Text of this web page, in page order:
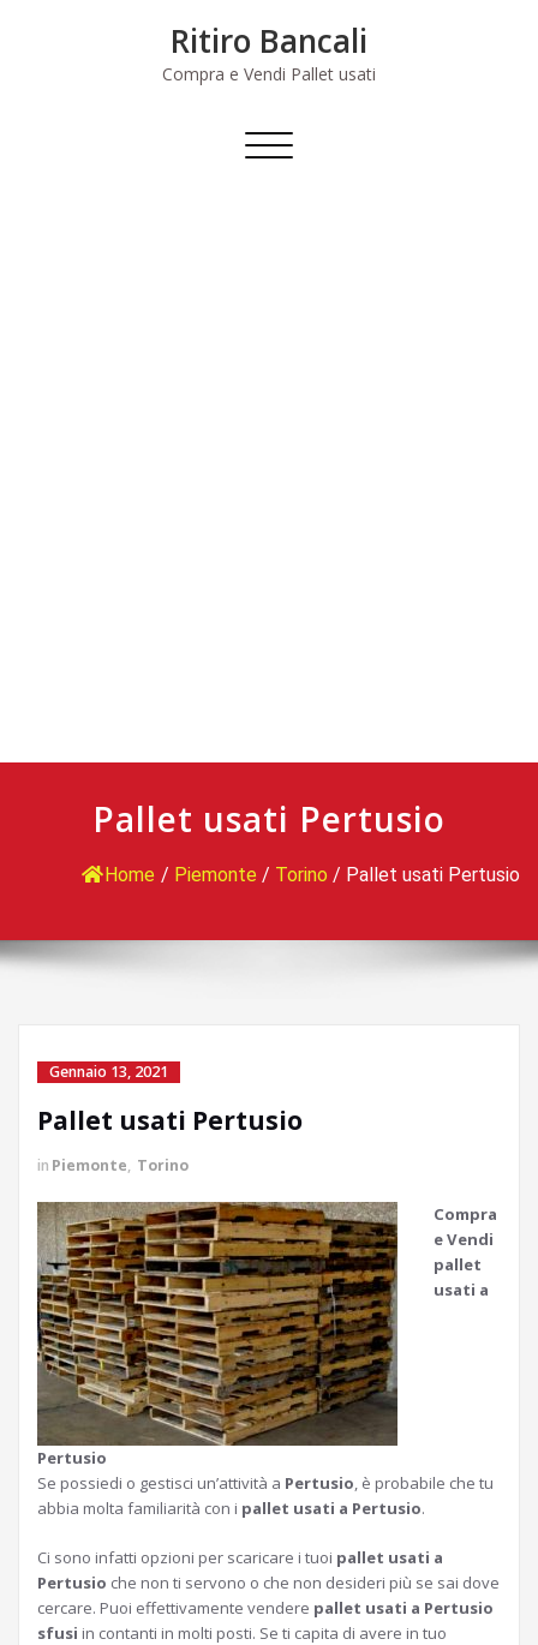
Ritiro Bancali
Compra e Vendi Pallet usati
Commuta
Pallet usati Pertusio
Home / Piemonte / Torino / Pallet usati Pertusio
Gennaio 13, 2021
Pallet usati Pertusio
in Piemonte, Torino
Compra
e Vendi
pallet
usati a
Pertusio
Se possiedi o gestisci un’attività a Pertusio, è probabile che tu
abbia molta familiarità con i pallet usati a Pertusio.
Ci sono infatti opzioni per scaricare i tuoi pallet usati a
Pertusio che non ti servono o che non desideri più se sai dove
cercare. Puoi effettivamente vendere pallet usati a Pertusio
sfusi in contanti in molti posti. Se ti capita di avere in tuo